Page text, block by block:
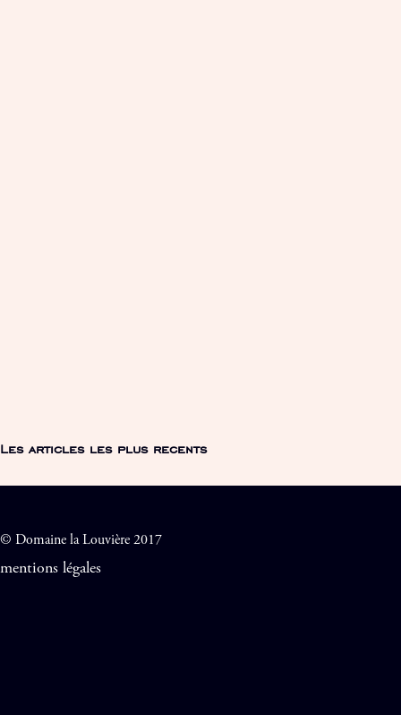
Les articles les plus recents
© Domaine la Louvière 2017
mentions légales